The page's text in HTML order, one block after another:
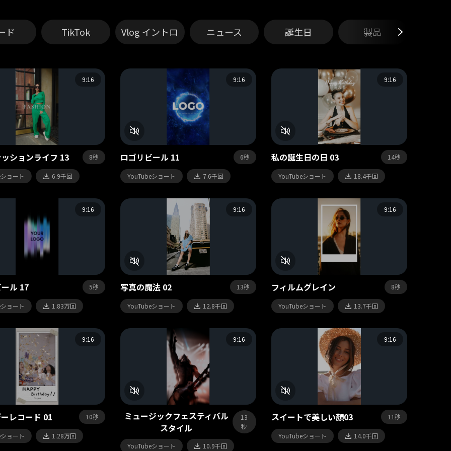
ド TikTok Vlog イントロ ニュース 誕生日 製品
9:16
ションライフ 13 8秒
ョート 6.9千回
9:16
ロゴリビール 11 6秒
YouTubeショート 7.6千回
9:16
私の誕生日の日 03 14秒
YouTubeショート 18.4千回
9:16
ル 17 5秒
ョート 1.83万回
9:16
写真の魔法 02 13秒
YouTubeショート 12.8千回
9:16
フィルムグレイン 8秒
YouTubeショート 13.7千回
9:16
レコード 01 10秒
ョート 1.28万回
9:16
ミュージックフェスティバル
スタイル
13
秒
YouTubeショート 10.9千回
9:16
スイートで美しい顔03 11秒
YouTubeショート 14.0千回